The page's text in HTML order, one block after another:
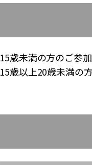
15歳未満の方のご参
15歳以上20歳未満の